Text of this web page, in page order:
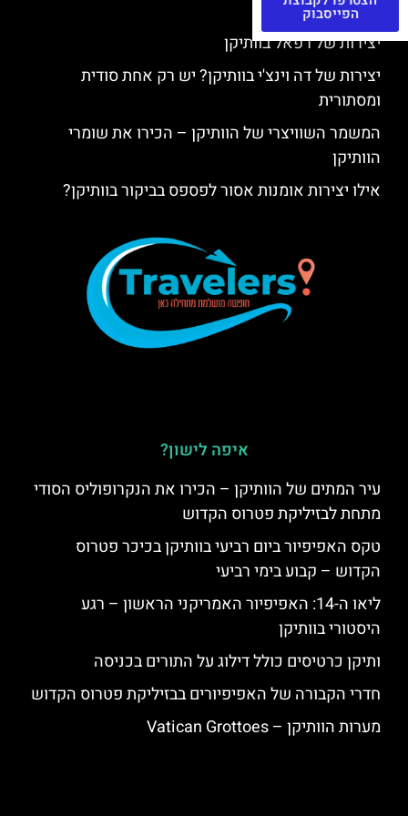
כתבי יד עתיקים
יצירות של רפאל בוותיקן
יצירות של דה וינצ'י בוותיקן? יש רק אחת סודית
ומסתורית
המשמר השוויצרי של הוותיקן – הכירו את שומרי
הוותיקן
אילו יצירות אומנות אסור לפספס בביקור בוותיקן?
איפה לישון?
עיר המתים של הוותיקן – הכירו את הנקרופוליס הסודי
מתחת לבזיליקת פטרוס הקדוש
טקס האפיפיור ביום רביעי בוותיקן בכיכר פטרוס
הקדוש – קבוע בימי רביעי
ליאו ה-14: האפיפיור האמריקני הראשון – רגע
היסטורי בוותיקן
ותיקן כרטיסים כולל דילוג על התורים בכניסה
חדרי הקבורה של האפיפיורים בבזיליקת פטרוס הקדוש
מערות הוותיקן – Vatican Grottoes
הפייסבוק